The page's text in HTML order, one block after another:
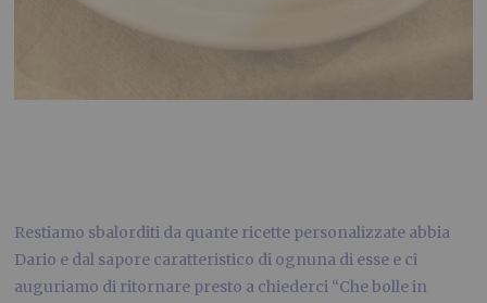
Restiamo sbalorditi da quante ricette personalizzate abbia
Dario e dal sapore caratteristico di ognuna di esse e ci
auguriamo di ritornare presto a chiederci “Che bolle in